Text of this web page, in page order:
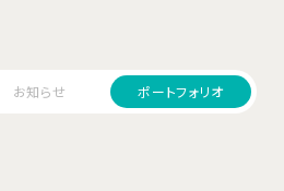
お知らせ ポートフォリオ